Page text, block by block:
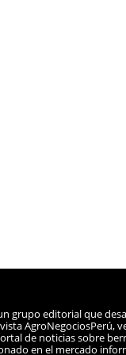
grupo editorial que
AgroNegociosPerú,
de noticias sobre
en el mercado